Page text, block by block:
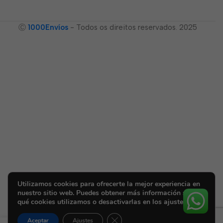
Ⓒ 1000Envíos - Todos os direitos reservados. 2025
Utilizamos cookies para ofrecerte la mejor experiencia en
nuestro sitio web. Puedes obtener más información sobre
qué cookies utilizamos o desactivarlas en los ajustes.
Aceptar Ajustes Cerrar el banner de cookies RGPD